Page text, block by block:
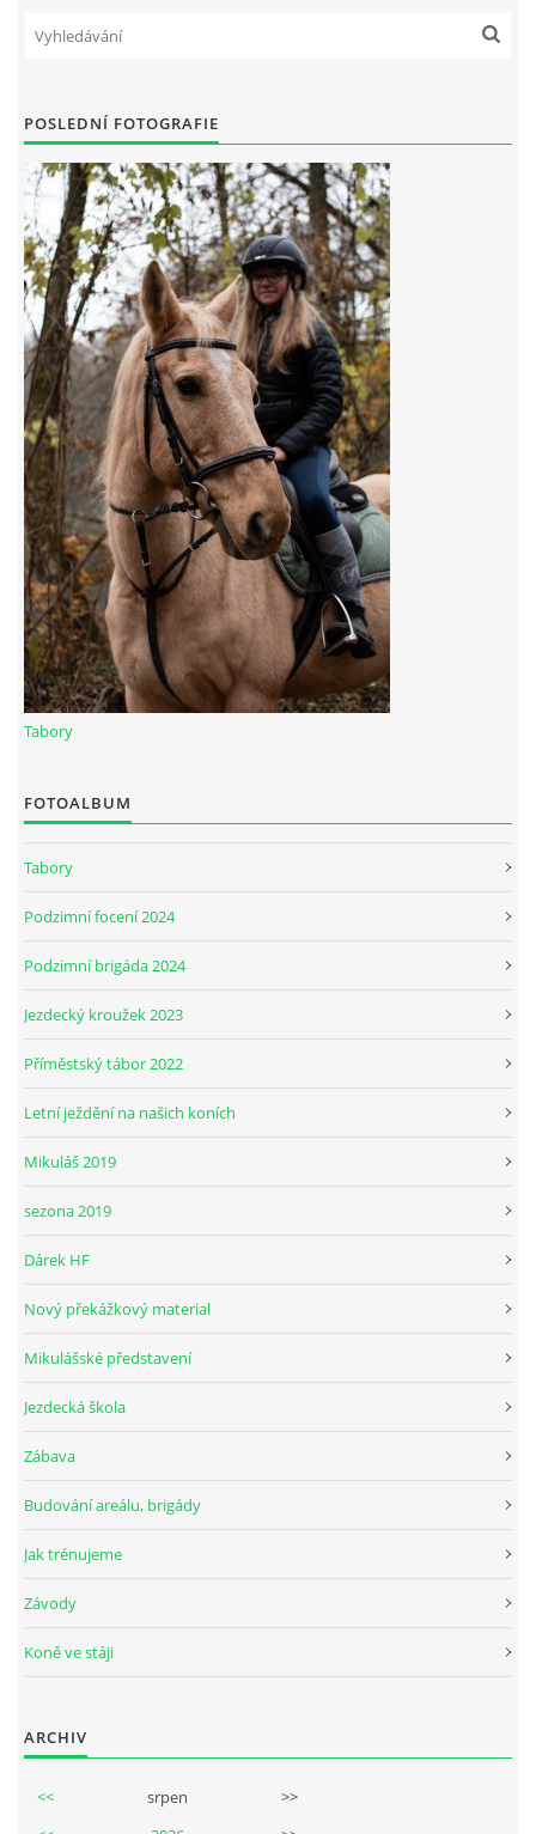
PŘISPĚVEK ČUS KARVINA -PODPORA SPORTU V
MORAVSKOSLEZSKÉM KRAJI
NÁHRADNÍ TERMÍN BRIGÁDY PRO TY KTEŘÍ SE
NEDOSTAVILI NA PODZIMNÍ BRIGÁDU
ČLENOVÉ RYCHVALDU 2023
7:4 (VELKÝ PÁTEK) KROUŽEK NEBUDE
JARNÍ BRIGÁDA 20.5.2023
DNE 17.11.2023 KROUŽEK JEZDECTVÍ NENÍ
DĚKUJEME MĚSTU RYCHVALD ZA DOTACI V ROCE 2023
NABÍZÍME BRIGÁDU U NÁS VE STÁJI. PRO BLIŽŠÍ INFO
VOLEJTE 604265192
DĚKUJEME ZA PODPORU ČESKÉ UNIÍ SPORTU
JARNÍ BRIGÁDA SE ODKLÁDÁ.
PODZIMNÍ BRIGÁDA 9.11.2024
VELKÝ PÁTEK-18.4 KROUŽEK BUDE NORMÁLNĚ PROBÍHAT
PRAZDNINOVÝ KROUŽEK
POSLEDNÍ FOTOGRAFIE
Tabory
FOTOALBUM
Tabory
Podzimní focení 2024
Podzimní brigáda 2024
Jezdecký kroužek 2023
Příměstský tábor 2022
Letní ježdění na našich koních
Mikuláš 2019
sezona 2019
Dárek HF
Nový překážkový material
Mikulášské představení
Jezdecká škola
Zábava
Budování areálu, brigády
Jak trénujeme
Závody
Koně ve stáji
ARCHIV
<< srpen
>>